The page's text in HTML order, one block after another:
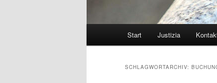
Start Justizia
SCHLAGWORTARCHIV: